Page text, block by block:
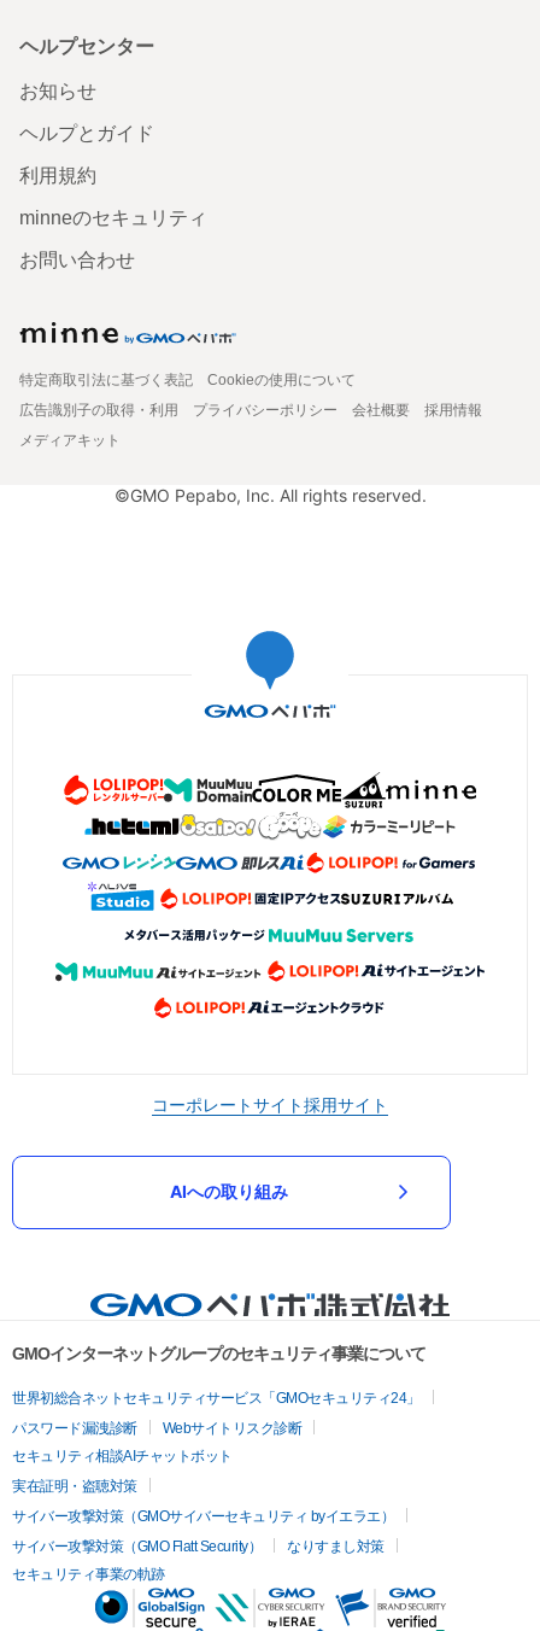
ヘルプセンター
お知らせ
ヘルプとガイド
利用規約
minneのセキュリティ
お問い合わせ
特定商取引法に基づく表記
Cookieの使用について
広告識別子の取得・利用
プライバシーポリシー 会社概要
採用情報
メディアキット
©GMO Pepabo, Inc. All rights reserved.
コーポレートサイト採用サイト
AIへの取り組み
GMOインターネットグループのセキュリティ事業について
世界初総合ネットセキュリティサービス「GMOセキュリティ24」
パスワード漏洩診断
Webサイトリスク診断
セキュリティ相談AIチャットボット
実在証明・盗聴対策
サイバー攻撃対策（GMOサイバーセキュリティ byイエラエ）
サイバー攻撃対策（GMO Flatt Security）
なりすまし対策
セキュリティ事業の軌跡